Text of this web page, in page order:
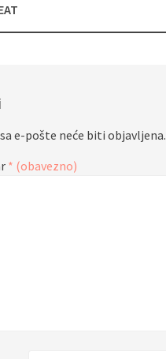
e-pošte neće biti objavljena.
* (obavezno)